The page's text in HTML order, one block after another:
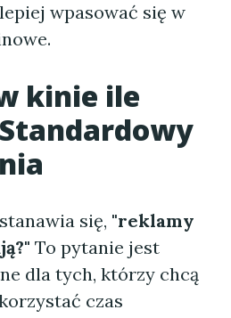
wpasować się w
kinie ile
się, "reklamy
To pytanie jest
dla tych, którzy chcą
czas